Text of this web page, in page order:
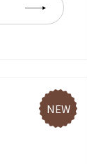
NEW